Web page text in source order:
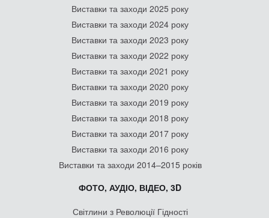
Виставки та заходи 2025 року
Виставки та заходи 2024 року
Виставки та заходи 2023 року
Виставки та заходи 2022 року
Виставки та заходи 2021 року
Виставки та заходи 2020 року
Виставки та заходи 2019 року
Виставки та заходи 2018 року
Виставки та заходи 2017 року
Виставки та заходи 2016 року
Виставки та заходи 2014–2015 років
ФОТО, АУДІО, ВІДЕО, 3D
Світлини з Революції Гідності